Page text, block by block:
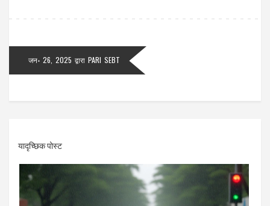
जन॰ 26, 2025 द्वारा PARI SEBT
यादृच्छिक पोस्ट